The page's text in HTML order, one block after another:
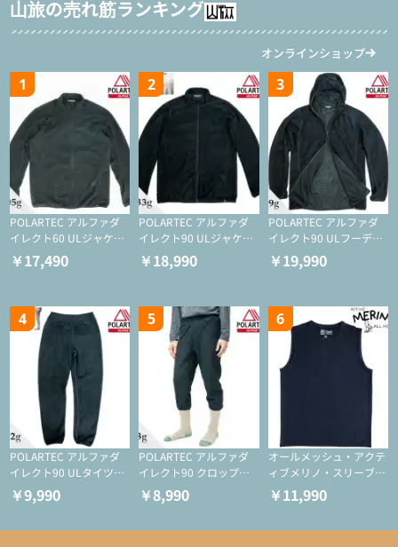
山旅の売れ筋ランキング
オンラインショップ
1
POLARTEC アルファダ
イレクト60 ULジャケッ
ト（登山/ミドルレイヤ
ー/化繊ジャケット）
￥17,490
2
POLARTEC アルファダ
イレクト90 ULジャケッ
ト（アクティブインサレ
ーション/ミドルレイヤ
￥18,990
3
POLARTEC アルファダ
イレクト90 ULフーディ
（アクティブインサレー
ション/ミドルレイヤー/
￥19,990
4
POLARTEC アルファダ
イレクト90 ULタイツ
（アクティブインサレー
ション/テント泊用パジ
￥9,990
5
POLARTEC アルファダ
イレクト90 クロップド
ULタイツ（アクティブ
インサレーション/テン
￥8,990
6
オールメッシュ・アクテ
ィブメリノ・スリーブレ
ス
￥11,990